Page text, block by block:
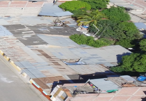
Entrada
Next